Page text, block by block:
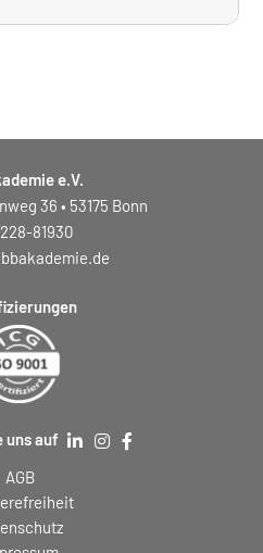
e.V.
36 • 53175 Bonn
81930
uns auf
AGB